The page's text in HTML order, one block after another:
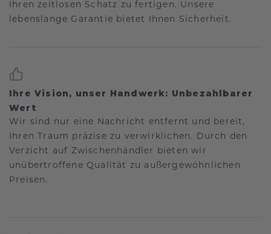
Ihren zeitlosen Schatz zu fertigen. Unsere
lebenslange Garantie bietet Ihnen Sicherheit.
Ihre Vision, unser Handwerk: Unbezahlbarer
Wert
Wir sind nur eine Nachricht entfernt und bereit,
Ihren Traum präzise zu verwirklichen. Durch den
Verzicht auf Zwischenhändler bieten wir
unübertroffene Qualität zu außergewöhnlichen
Preisen.